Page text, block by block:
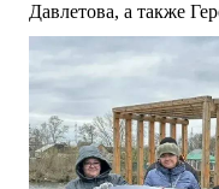
Давлетова, а также